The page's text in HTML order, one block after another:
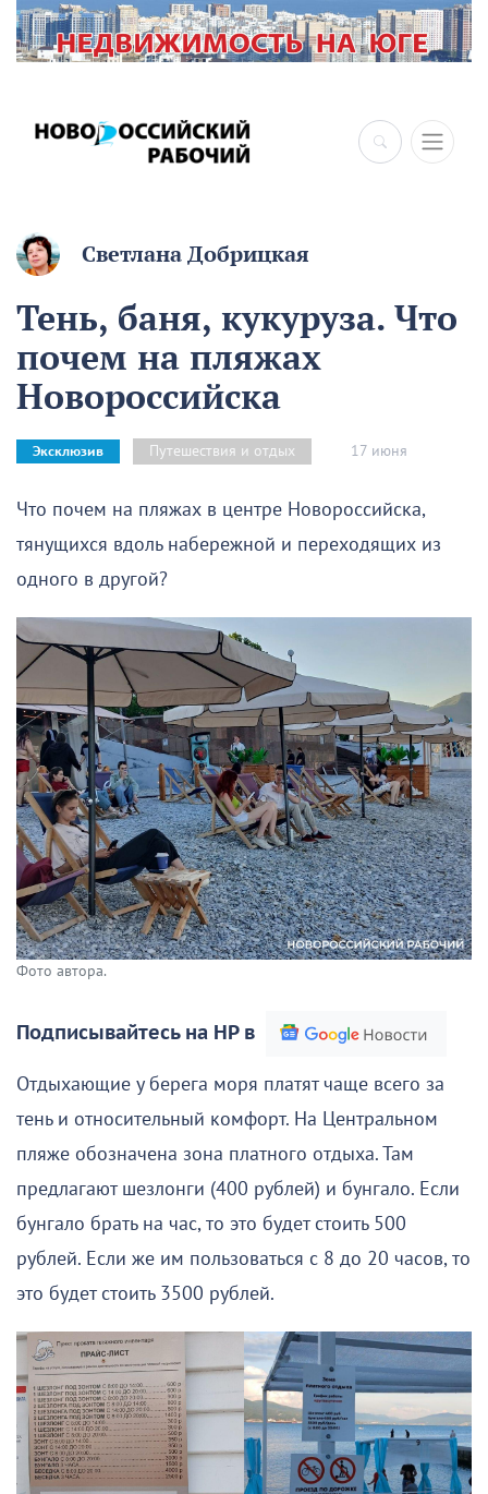
×
Светлана Добрицкая
Тень, баня, кукуруза. Что
почем на пляжах
Новороссийска
Эксклюзив Путешествия и отдых 17 июня
Что почем на пляжах в центре Новороссийска,
тянущихся вдоль набережной и переходящих из
одного в другой?
Фото автора.
Подписывайтесь на НР в
Отдыхающие у берега моря платят чаще всего за
тень и относительный комфорт. На Центральном
пляже обозначена зона платного отдыха. Там
предлагают шезлонги (400 рублей) и бунгало. Если
бунгало брать на час, то это будет стоить 500
рублей. Если же им пользоваться с 8 до 20 часов, то
это будет стоить 3500 рублей.